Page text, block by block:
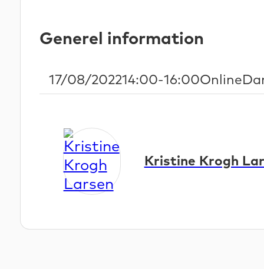
Generel information
Start Date
17/08/2022Start and end time
14:00-16:00Location
Online
Kristine Krogh